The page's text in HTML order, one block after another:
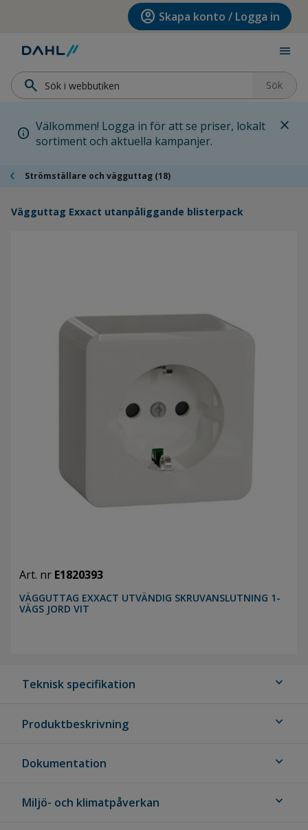
Hoppa till huvudinnehållet account_circle Skapa konto / Logga in
menu
search Sök
info Välkommen! Logga in för att se priser, lokalt
sortiment och aktuella kampanjer.
close
chevron_left Strömställare och vägguttag (18)
Vägguttag Exxact utanpåliggande blisterpack
Art. nr E1820393
VÄGGUTTAG EXXACT UTVÄNDIG SKRUVANSLUTNING 1-
VÄGS JORD VIT
Teknisk specifikation expand_more
Produktbeskrivning expand_more
Dokumentation expand_more
Miljö- och klimatpåverkan expand_more